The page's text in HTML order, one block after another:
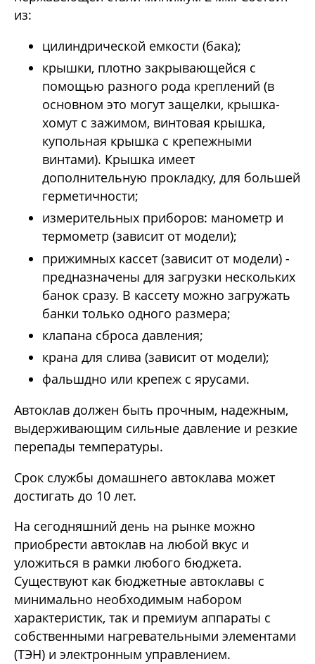
из:
цилиндрической емкости (бака);
крышки, плотно закрывающейся с
помощью разного рода креплений (в
основном это могут защелки, крышка-
хомут с зажимом, винтовая крышка,
купольная крышка с крепежными
винтами). Крышка имеет
дополнительную прокладку, для большей
герметичности;
измерительных приборов: манометр и
термометр (зависит от модели);
прижимных кассет (зависит от модели) -
предназначены для загрузки нескольких
банок сразу. В кассету можно загружать
банки только одного размера;
клапана сброса давления;
крана для слива (зависит от модели);
фальшдно или крепеж с ярусами.
Автоклав должен быть прочным, надежным,
выдерживающим сильные давление и резкие
перепады температуры.
Срок службы домашнего автоклава может
достигать до 10 лет.
На сегодняшний день на рынке можно
приобрести автоклав на любой вкус и
уложиться в рамки любого бюджета.
Существуют как бюджетные автоклавы с
минимально необходимым набором
характеристик, так и премиум аппараты с
собственными нагревательными элементами
(ТЭН) и электронным управлением.